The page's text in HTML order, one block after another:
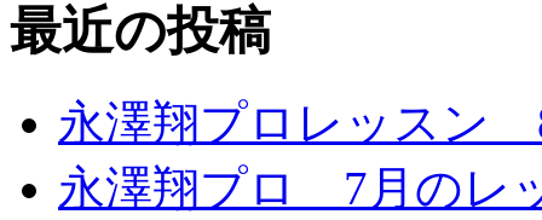
最近の投稿
永澤翔プロレッスン
永澤翔プロ 7月のレ